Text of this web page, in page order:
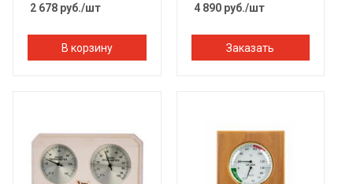
2 678 руб./шт
В корзину
4 890руб./шт
Заказать